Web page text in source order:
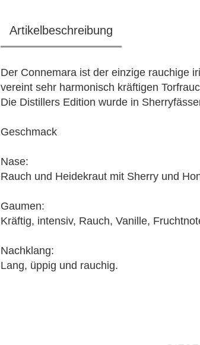
Artikelbeschreibung
Der Connemara ist der einzige rauchige
vereint sehr harmonisch kräftigen
Die Distillers Edition wurde in
Geschmack
Nase:
Rauch und Heidekraut mit Sherry und
Gaumen:
Kräftig, intensiv, Rauch, Vanille,
Nachklang:
Lang, üppig und rauchig.